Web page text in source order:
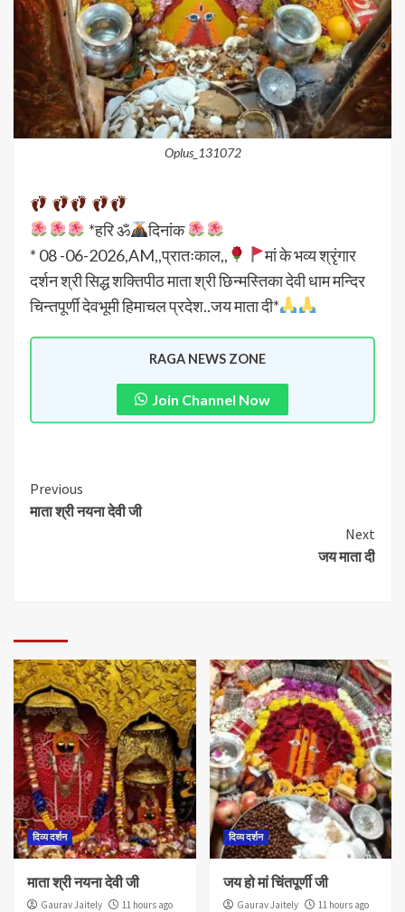
Oplus_131072
*हरि ॐ
दिनांक
* 08 -06-2026,AM,,प्रातःकाल,,
मां के भव्य श्रृंगार
दर्शन श्री सिद्ध शक्तिपीठ माता श्री छिन्मस्तिका देवी धाम मन्दिर
चिन्तपूर्णी देवभूमी हिमाचल प्रदेश..जय माता दी*
RAGA NEWS ZONE
Join Channel Now
Previous
माता श्री नयना देवी जी
Next
जय माता दी
दिव्य दर्शन
माता श्री नयना देवी जी
Gaurav Jaitely
11 hours ago
दिव्य दर्शन
जय हो मां चिंतपूर्णी जी
Gaurav Jaitely
11 hours ago